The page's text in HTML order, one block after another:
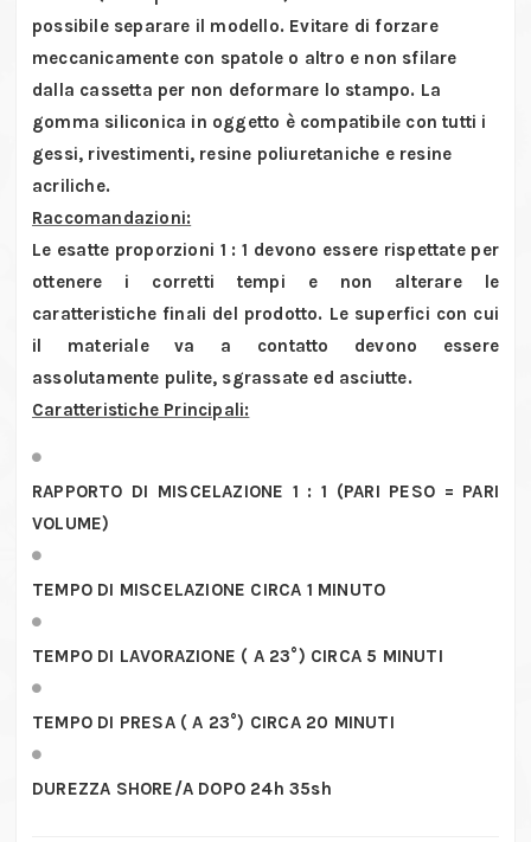
possibile separare il modello. Evitare di forzare
meccanicamente con spatole o altro e non sfilare
dalla cassetta per non deformare lo stampo. La
gomma siliconica in oggetto è compatibile con tutti i
gessi, rivestimenti, resine poliuretaniche e resine
acriliche.
Raccomandazioni:
Le esatte proporzioni 1 : 1 devono essere rispettate per
ottenere i corretti tempi e non alterare le
caratteristiche finali del prodotto. Le superfici con cui
il materiale va a contatto devono essere
assolutamente pulite, sgrassate ed asciutte.
Caratteristiche Principali:
RAPPORTO DI MISCELAZIONE 1 : 1 (PARI PESO = PARI
VOLUME)
TEMPO DI MISCELAZIONE CIRCA 1 MINUTO
TEMPO DI LAVORAZIONE ( A 23°) CIRCA 5 MINUTI
TEMPO DI PRESA ( A 23°) CIRCA 20 MINUTI
DUREZZA SHORE/A DOPO 24h 35sh